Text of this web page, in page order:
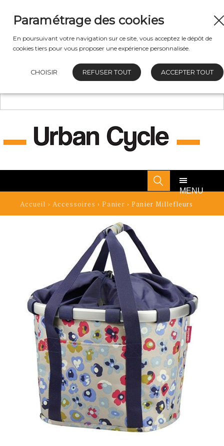
MENU
Accueil › Accessoires › Panier › Panier Millefleurs
Paramétrage des cookies
En poursuivant votre navigation sur ce site, vous acceptez le dépôt de
cookies tiers pour vous proposer une expérience personnalisée.
CHOISIR REFUSER TOUT ACCEPTER TOUT